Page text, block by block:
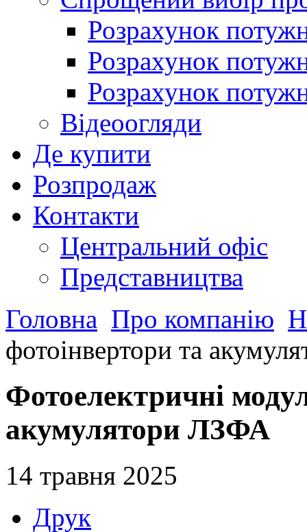
Розрахунок
Розрахунок
Розрахунок
Відеоогляди
Де купити
Розпродаж
Контакти
Центральний офіс
Представництва
Головна Про компанію
фотоінвертори та
Фотоелектричні
акумулятори ЛЗФА
14 травня 2025
Друк